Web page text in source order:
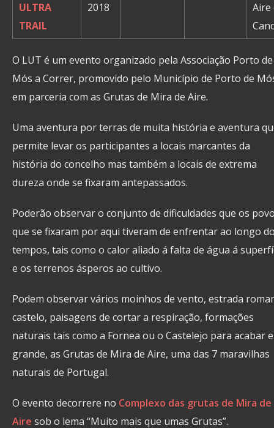
ULTRA
TRAIL
2018
Aire
O LUT é um evento organizado pela Associação Porto de
Mós a Correr, promovido pelo Município de Porto de
em parceria com as Grutas de Mira de Aire.
Uma aventura por terras de muita história e aventura
permite levar os participantes a locais marcantes da
história do concelho mas também a locais de extrema
dureza onde se fixaram antepassados.
Poderão observar o conjunto de dificuldades que os
que se fixaram por aqui tiveram de enfrentar ao longo
tempos, tais como o calor aliado á falta de água á
e os terrenos ásperos ao cultivo.
Podem observar vários moinhos de vento, estrada
castelo, paisagens de cortar a respiração, formações
naturais tais como a Fornea ou o Castelejo para acabar
grande, as Grutas de Mira de Aire, uma das 7 maravilhas
naturais de Portugal.
O evento decorrere no Complexo das grutas de Mira de
Aire sob o lema “Muito mais que umas Grutas”.